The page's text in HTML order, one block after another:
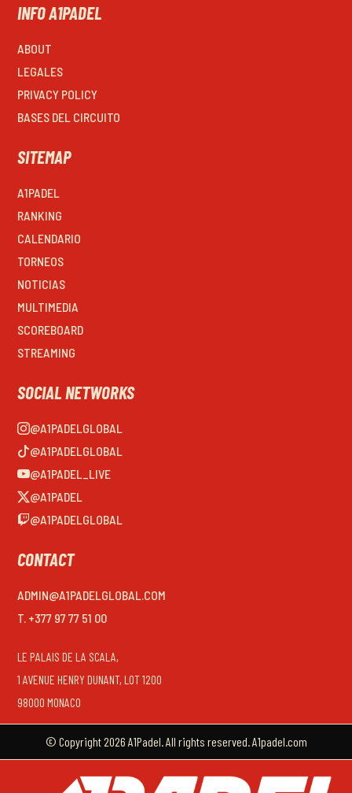
INFO A1PADEL
ABOUT
LEGALES
PRIVACY POLICY
BASES DEL CIRCUITO
SITEMAP
A1PADEL
RANKING
CALENDARIO
TORNEOS
NOTICIAS
MULTIMEDIA
SCOREBOARD
STREAMING
SOCIAL NETWORKS
@A1PADELGLOBAL
@A1PADELGLOBAL
@A1PADEL_LIVE
@A1PADEL
@A1PADELGLOBAL
CONTACT
ADMIN@A1PADELGLOBAL.COM
T. +377 97 77 51 00
LE PALAIS DE LA SCALA,
1 AVENUE HENRY DUNANT, LOT 1200
98000 MONACO
© Copyright 2026 A1Padel. All rights reserved. A1padel.com